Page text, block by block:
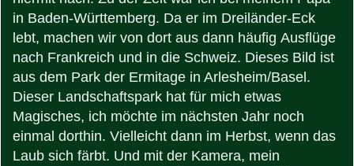
in Baden-Württemberg. Da er im Dreiländer-Eck
lebt, machen wir von dort aus dann häufig Ausflüge
nach Frankreich und in die Schweiz. Dieses Bild ist
aus dem Park der Ermitage in Arlesheim/Basel.
Dieser Landschaftspark hat für mich etwas
Magisches, ich möchte im nächsten Jahr noch
einmal dorthin. Vielleicht dann im Herbst, wenn das
Laub sich färbt. Und mit der Kamera, mein